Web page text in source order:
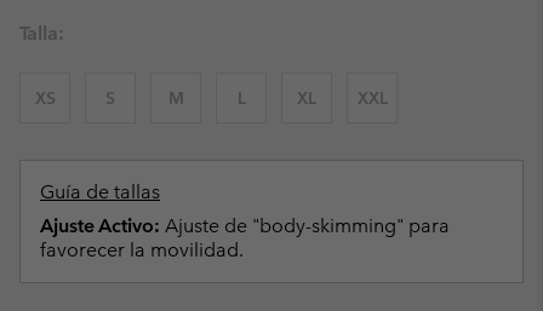
Talla:
XS S M L XL XXL
Guía de tallas
Ajuste Activo: Ajuste de "body-skimming" para
favorecer la movilidad.